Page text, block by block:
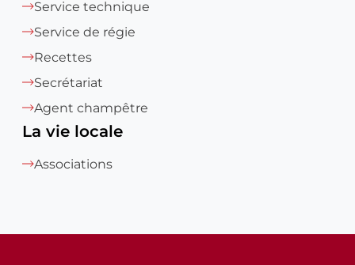
Service technique
Service de régie
Recettes
Secrétariat
Agent champêtre
La vie locale
Associations